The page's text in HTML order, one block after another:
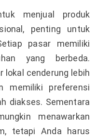
menjual produk
penting untuk
pasar memiliki
yang berbeda.
lokal cenderung lebih
memiliki preferensi
diakses. Sementara
menawarkan
tetapi Anda harus